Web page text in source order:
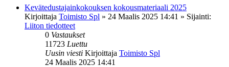
Kevätedustajainkokouksen kokousmateriaali 2025
Kirjoittaja Toimisto Spl » 24 Maalis 2025 14:41 » Sijainti:
Liiton tiedotteet
0 Vastaukset
11723 Luettu
Uusin viesti Kirjoittaja Toimisto Spl
24 Maalis 2025 14:41